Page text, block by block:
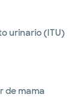
urinario (ITU)
de mama